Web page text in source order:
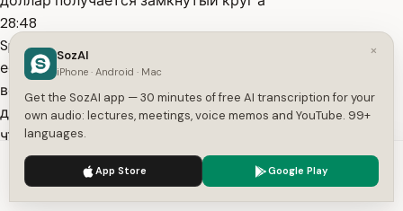
28:48
Speaker A
если скажет что также причиной этого было нечто
возможно и лично возможное и так будет продолжать
до бесконечности это будет получаться нас касается
что также невозможно принципе все это как бы все
доказательства все очень просто искать это вопрос но
это потом уже когда будем доказывает
29:21
We use cookies to enhance your experience.
×
SozAI
iPhone · Android · Mac
Get the SozAI app — 30 minutes of free AI transcription for your
own audio: lectures, meetings, voice memos and YouTube. 99+
languages.
App Store Google Play